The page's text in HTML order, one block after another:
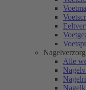
Alle